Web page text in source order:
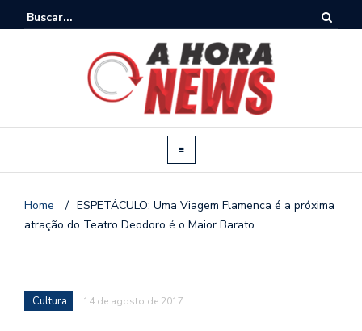
Home / ESPETÁCULO: Uma Viagem Flamenca é a próxima
atração do Teatro Deodoro é o Maior Barato
Cultura 14 de agosto de 2017